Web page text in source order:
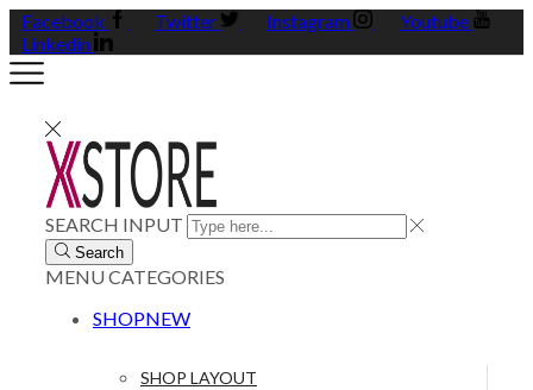
Facebook Twitter Instagram
Youtube
Linkedin
SEARCH INPUT
Search
MENUCATEGORIES
SHOPNEW
SHOP LAYOUT